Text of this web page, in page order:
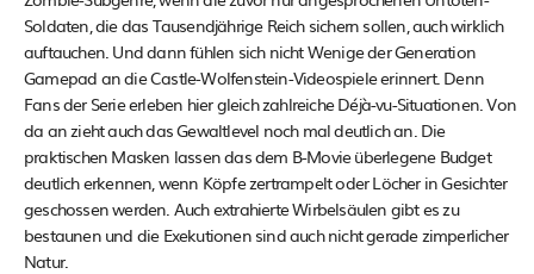
Soldaten, die das Tausendjährige Reich sichern sollen, auch wirklich
auftauchen. Und dann fühlen sich nicht Wenige der Generation
Gamepad an die Castle-Wolfenstein-Videospiele erinnert. Denn
Fans der Serie erleben hier gleich zahlreiche Déjà-vu-Situationen. Von
da an zieht auch das Gewaltlevel noch mal deutlich an. Die
praktischen Masken lassen das dem B-Movie überlegene Budget
deutlich erkennen, wenn Köpfe zertrampelt oder Löcher in Gesichter
geschossen werden. Auch extrahierte Wirbelsäulen gibt es zu
bestaunen und die Exekutionen sind auch nicht gerade zimperlicher
Natur.